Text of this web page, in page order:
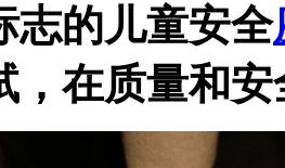
志的儿童安全
，在质量和